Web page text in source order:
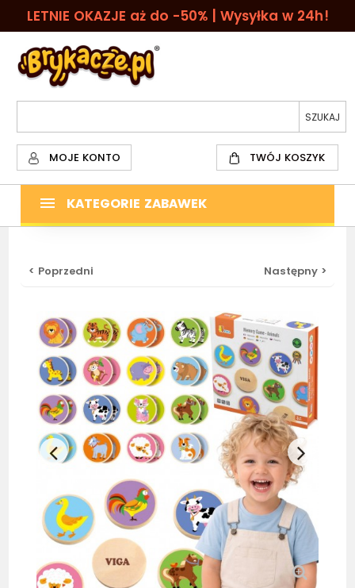
LETNIE OKAZJE aż do -50% | Wysyłka w 24h!
MOJE KONTO TWÓJ KOSZYK
KATEGORIE ZABAWEK
< Poprzedni Następny >